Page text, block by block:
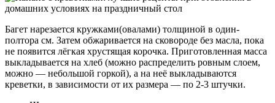
Багет нарезается кружками(овалами) толщиной в один-
полтора см. Затем обжаривается на сковороде без масла, пока
не появится лёгкая хрустящая корочка. Приготовленная масса
выкладывается на хлеб (можно распределить ровным слоем,
можно — небольшой горкой), а на неё выкладываются
креветки, в зависимости от их размера — по 2-3 штучки.